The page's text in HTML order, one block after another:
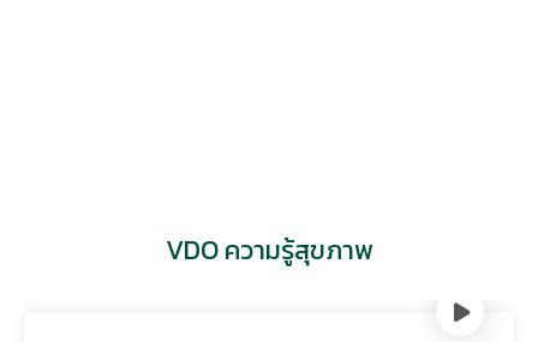
VDO ความรู้สุขภาพ